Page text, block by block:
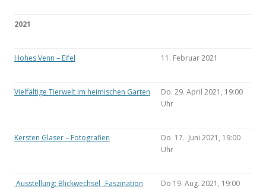
2021
Hohes Venn – Eifel 11. Februar 2021
Vielfältige Tierwelt im heimischen Garten
Do. 29. April 2021, 19:00
Uhr
Kersten Glaser – Fotografien
Do. 17. Juni 2021, 19:00
Uhr
Ausstellung: Blickwechsel „Faszination
Do 19. Aug. 2021, 19:00